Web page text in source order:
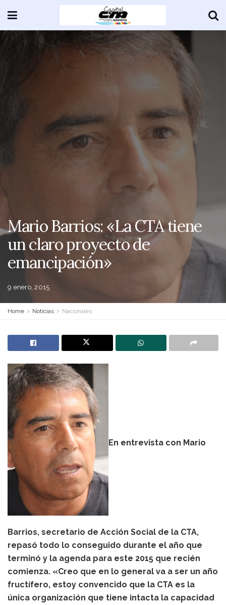
Mario Barrios: «La CTA tiene
un claro proyecto de
emancipación»
9 enero, 2015
Home Noticias Nacionales
En entrevista con Mario
Barrios, secretario de Acción Social de la CTA,
repasó todo lo conseguido durante el año que
terminó y la agenda para este 2015 que recién
comienza. «Creo que en lo general va a ser un año
fructífero, estoy convencido que la CTA es la
única organización que tiene intacta la capacidad